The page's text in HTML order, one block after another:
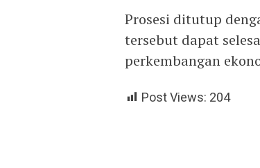
Prosesi ditutup
tersebut dapat
perkembangan
Post Views: 204